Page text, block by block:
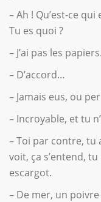
– Ah ! Qu’est-ce
Tu es quoi ?
– J’ai pas les papiers.
– D’accord…
– Jamais eus, ou
– Incroyable, et tu
– Toi par contre, tu
voit, ça s’entend,
escargot.
– De mer, un poivre